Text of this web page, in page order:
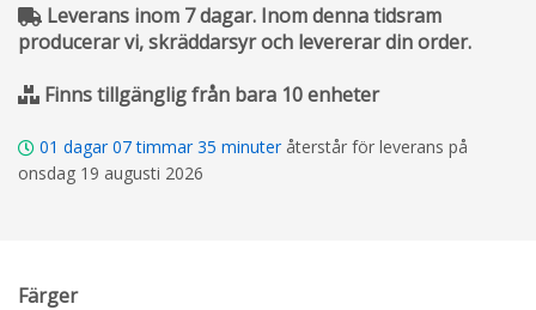
Leverans inom 7 dagar. Inom denna tidsram
producerar vi, skräddarsyr och levererar din order.
Finns tillgänglig från bara 10 enheter
01 dagar 07timmar 35 minuter återstår för leverans på
onsdag 19 augusti 2026
Färger